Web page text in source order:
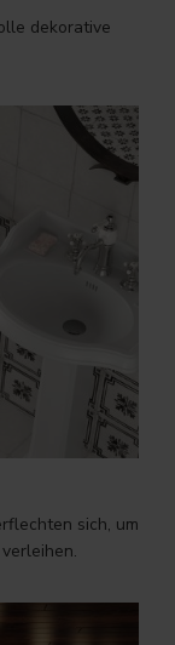
dekorative
sich, um